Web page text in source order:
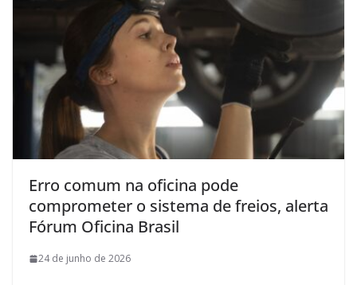
Erro comum na oficina pode
comprometer o sistema de freios, alerta
Fórum Oficina Brasil
24 de junho de 2026